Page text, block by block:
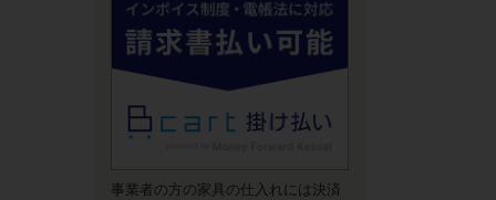
事業者の方の家具の仕入れには決済